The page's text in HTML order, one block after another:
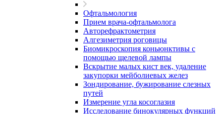
Офтальмология
Прием врача-офтальмолога
Авторефрактометрия
Алгезиметрия роговицы
Биомикроскопия коньюнктивы с
помощью щелевой лампы
Вскрытие малых кист век, удаление
закупорки мейболиевых желез
Зондирование, бужирование слезных
путей
Измерение угла косоглазия
Исследование бинокулярных функций